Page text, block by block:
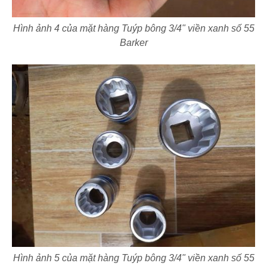
Hình ảnh 4 của mặt hàng Tuýp bông 3/4" viền xanh số 55
Barker
Hình ảnh 5 của mặt hàng Tuýp bông 3/4" viền xanh số 55